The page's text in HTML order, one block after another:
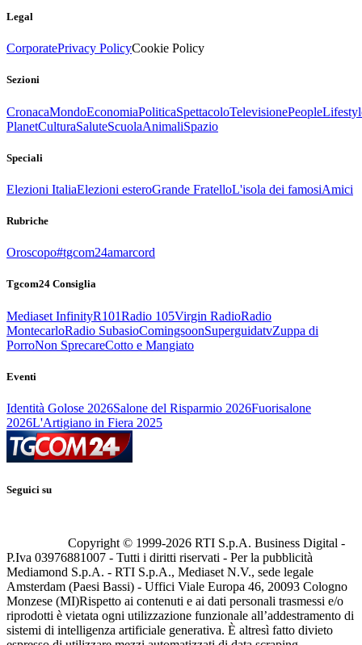
Legal
CorporatePrivacy PolicyCookie Policy
Sezioni
CronacaMondoEconomiaPoliticaSpettacoloTelevisionePeople
PlanetCulturaSaluteScuolaAnimaliSpazio
Speciali
Elezioni ItaliaElezioni esteroGrande FratelloL'isola dei famosiAmici
Rubriche
Oroscopo#tgcom24amarcord
Tgcom24 Consiglia
Mediaset InfinityR101Radio 105Virgin RadioRadio
MontecarloRadio SubasioComingsoonSuperguidatvZuppa di
PorroNon SprecareCotto e Mangiato
Eventi
Identità Golose 2026Salone del Risparmio 2026Fuorisalone
2026L'Artigiano in Fiera 2025
Seguici su
Copyright © 1999-2026 RTI S.p.A. Business Digital -
P.Iva 03976881007 - Tutti i diritti riservati - Per la pubblicità
Mediamond S.p.A. - RTI S.p.A., Mediaset N.V., sede legale
Amsterdam (Paesi Bassi) - Uffici Viale Europa 46, 20093 Cologno
Monzese (MI)Rispetto ai contenuti e ai dati personali trasmessi e/o
riprodotti è vietata ogni utilizzazione funzionale all’addestramento di
sistemi di intelligenza artificiale generativa. È altresì fatto divieto